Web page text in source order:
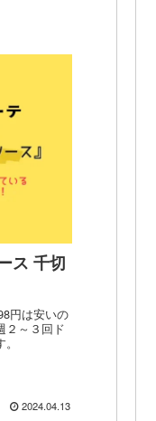
ス 千切
円は安いの
～３回ド
2024.04.13